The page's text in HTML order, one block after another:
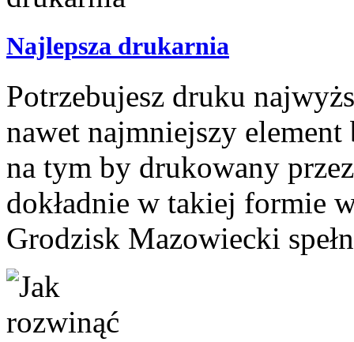
Najlepsza drukarnia
Potrzebujesz druku
nawet najmniejszy
na tym by drukowany
dokładnie w takiej formie
Grodzisk Mazowiecki